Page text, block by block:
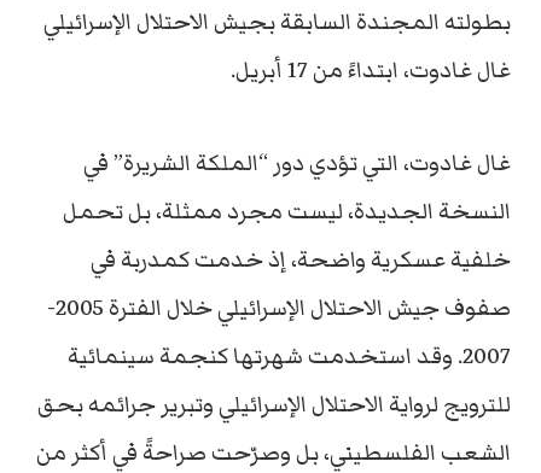
بطولته المجندة السابقة بجيش الاحتلال الإسرائيلي
غال غادوت، ابتداءً من 17 أبريل.
غال غادوت، التي تؤدي دور “الملكة الشريرة” في
النسخة الجديدة، ليست مجرد ممثلة، بل تحمل
خلفية عسكرية واضحة، إذ خدمت كمدربة في
صفوف جيش الاحتلال الإسرائيلي خلال الفترة 2005-
2007. وقد استخدمت شهرتها كنجمة سينمائية
للترويج لرواية الاحتلال الإسرائيلي وتبرير جرائمه بحق
الشعب الفلسطيني، بل وصرّحت صراحةً في أكثر من